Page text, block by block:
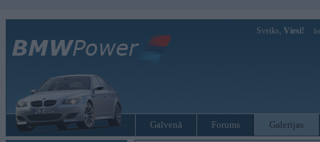
Sveiks, Viesi!
Galvenā Forums Galerijas